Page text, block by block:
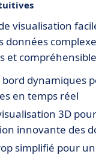
visualisation
et
bord dynamiques
en temps réel
3D
innovante des
simplifié pour